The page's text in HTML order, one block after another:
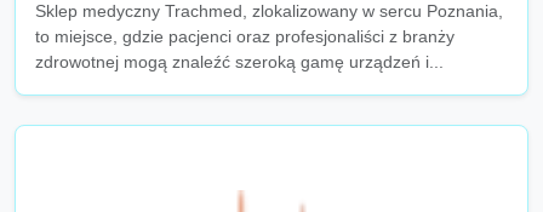
Sklep medyczny Trachmed, zlokalizowany w sercu Poznania,
to miejsce, gdzie pacjenci oraz profesjonaliści z branży
zdrowotnej mogą znaleźć szeroką gamę urządzeń i...